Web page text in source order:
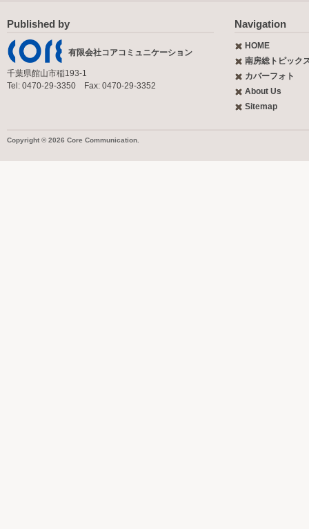
Published by
有限会社コアコミュニケーション
千葉県館山市稲193-1
Tel: 0470-29-3350 Fax: 0470-29-3352
Navigation
HOME
南房総トピック
カバーフォト
About Us
Sitemap
Copyright © 2026 Core Communication.